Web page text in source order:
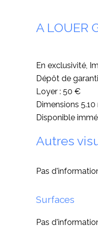
A LOUER
En exclusivité,
Dépôt de
Loyer : 50 €
Dimensions
Disponible
Autres
Pas
Surfaces
Pas